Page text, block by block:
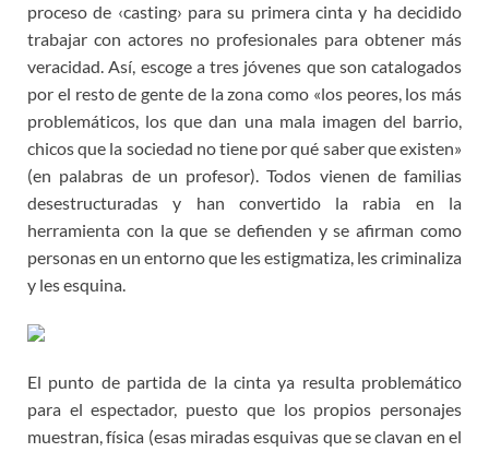
proceso de ‹casting› para su primera cinta y ha decidido
trabajar con actores no profesionales para obtener más
veracidad. Así, escoge a tres jóvenes que son catalogados
por el resto de gente de la zona como «los peores, los más
problemáticos, los que dan una mala imagen del barrio,
chicos que la sociedad no tiene por qué saber que existen»
(en palabras de un profesor). Todos vienen de familias
desestructuradas y han convertido la rabia en la
herramienta con la que se defienden y se afirman como
personas en un entorno que les estigmatiza, les criminaliza
y les esquina.
El punto de partida de la cinta ya resulta problemático
para el espectador, puesto que los propios personajes
muestran, física (esas miradas esquivas que se clavan en el